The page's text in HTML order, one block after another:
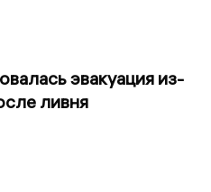
эвакуация из-
ливня